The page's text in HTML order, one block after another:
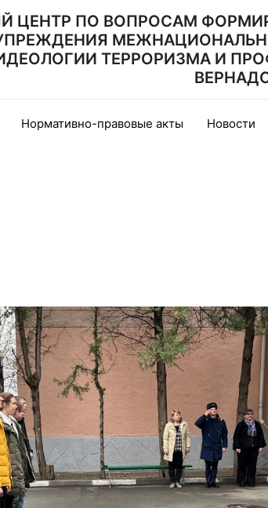
ЦЕНТР ПО ВОПРОСАМ
ТЕРРОРИЗМА И
Нормативно-правовые акты Новости